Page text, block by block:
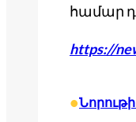
համար
https://
•